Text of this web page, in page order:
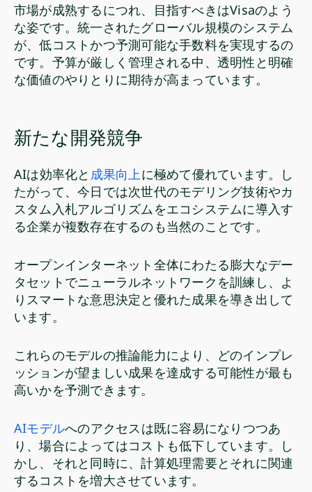
市場が成熟するにつれ、目指すべきはVisaのよう
な姿です。統一されたグローバル規模のシステム
が、低コストかつ予測可能な手数料を実現するの
です。予算が厳しく管理される中、透明性と明確
な価値のやりとりに期待が高まっています。
新たな開発競争
AIは効率化と 成果向上に極めて優れています。し
たがって、今日では次世代のモデリング技術やカ
スタム入札アルゴリズムをエコシステムに導入す
る企業が複数存在するのも当然のことです。
オープンインターネット全体にわたる膨大なデー
タセットでニューラルネットワークを訓練し、よ
りスマートな意思決定と優れた成果を導き出して
います。
これらのモデルの推論能力により、どのインプレ
ッションが望ましい成果を達成する可能性が最も
高いかを予測できます。
AIモデルへのアクセスは既に容易になりつつあ
り、場合によってはコストも低下しています。し
かし、それと同時に、計算処理需要とそれに関連
するコストを増大させています。